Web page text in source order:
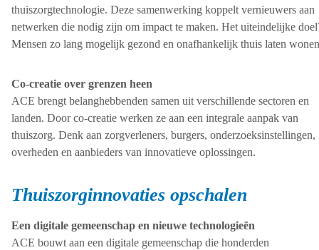
thuiszorgtechnologie. Deze samenwerking koppelt vernieuwers aan
netwerken die nodig zijn om impact te maken. Het uiteindelijke
Mensen zo lang mogelijk gezond en onafhankelijk thuis laten
Co-creatie over grenzen heen
ACE brengt belanghebbenden samen uit verschillende sectoren en
landen. Door co-creatie werken ze aan een integrale aanpak van
thuiszorg. Denk aan zorgverleners, burgers, onderzoeksinstellingen,
overheden en aanbieders van innovatieve oplossingen.
Thuiszorginnovaties opschalen
Een digitale gemeenschap en nieuwe technologieën
ACE bouwt aan een digitale gemeenschap die honderden